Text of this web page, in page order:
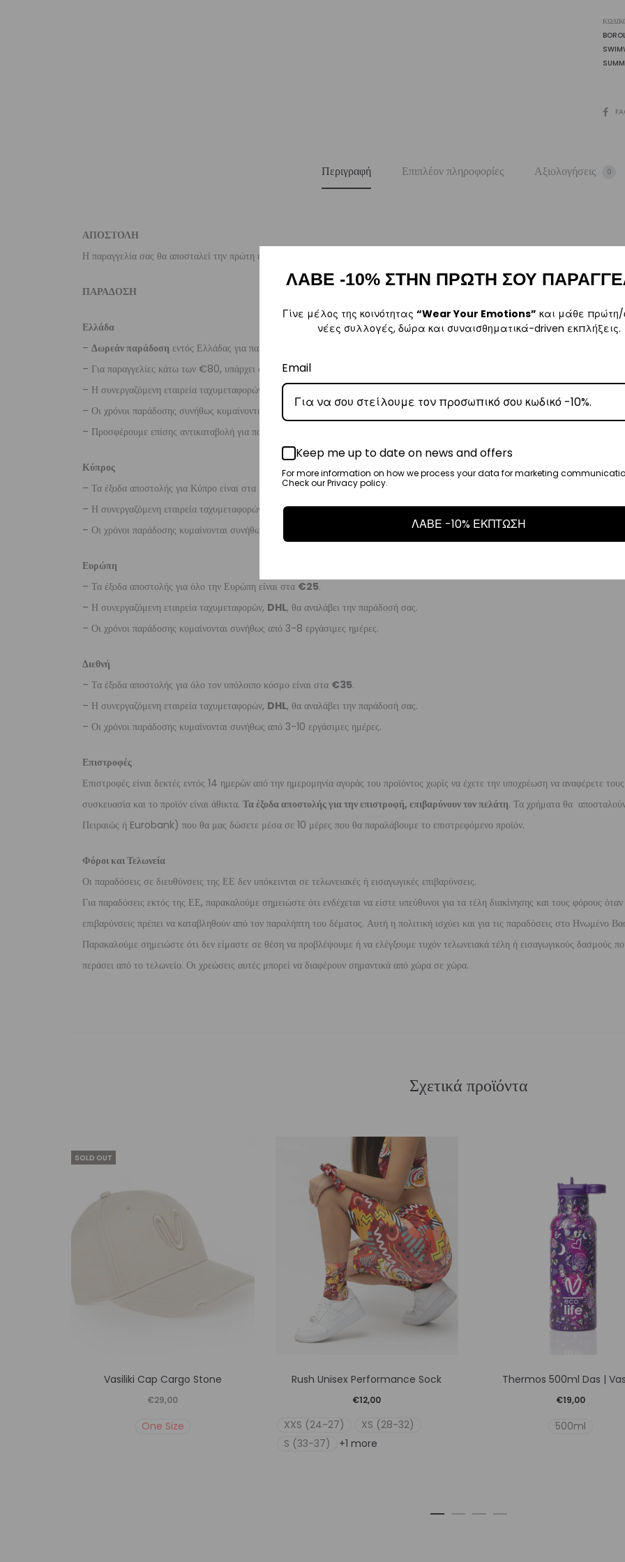
SHARE
Περιγραφή Επιπλέον πληροφορίες Αξιολογήσεις 0
ΑΠΟΣΤΟΛΗ
Η παραγγελία σας θα αποσταλεί την πρώτη εργάσιμη ημέρα μετά την αγορά σας. M: (+30)
ΠΑΡΑΔΟΣΗ
Ελλάδα
– Δωρεάν παράδοση εντός Ελλάδας για παραγγελίες
– Για παραγγελίες κάτω των €80, υπάρχει σταθερή χρέωση εξόδων αποστολής στα
– Η συνεργαζόμενη εταιρεία ταχυμεταφορών,
Courier Center
– Οι χρόνοι παράδοσης συνήθως κυμαίνονται από 1-3 εργάσιμες ημέρες.
– Προσφέρουμε επίσης αντικαταβολή για παραγγελίες σε όλη την Ελλάδα με extra χρέωση €2.
Κύπρος
– Τα έξοδα αποστολής για Κύπρο είναι στα
– Η συνεργαζόμενη εταιρεία ταχυμεταφορών,
Aramex, θα αναλάβει την παράδοσή σας.
– Οι χρόνοι παράδοσης κυμαίνονται συνήθως από 2-7 εργάσιμες ημέρες.
Ευρώπη
– Τα έξοδα αποστολής για όλο την Ευρώπη είναι στα €25.
– Η συνεργαζόμενη εταιρεία ταχυμεταφορών, DHL, θα αναλάβει την παράδοσή σας.
– Οι χρόνοι παράδοσης κυμαίνονται συνήθως από 3-8 εργάσιμες ημέρες.
Διεθνή
– Τα έξοδα αποστολής για όλο τον υπόλοιπο κόσμο είναι στα €35.
– Η συνεργαζόμενη εταιρεία ταχυμεταφορών, DHL, θα αναλάβει την παράδοσή σας.
– Οι χρόνοι παράδοσης κυμαίνονται συνήθως από 3-10 εργάσιμες ημέρες.
Επιστροφές
Επιστροφές είναι δεκτές εντός 14 ημερών από την ημερομηνία αγοράς του προϊόντος χωρίς να έχετε την υποχρέωση να αναφέρετε
συσκευασία και το προϊόν είναι άθικτα. Τα έξοδα αποστολής για την επιστροφή, επιβαρύνουν τον πελάτη. Τα χρήματα θα
Πειραιώς ή Eurobank) που θα μας δώσετε μέσα σε 10 μέρες που θα παραλάβουμε το επιστρεφόμενο προϊόν.
Φόροι και Τελωνεία
Οι παραδόσεις σε διευθύνσεις της ΕΕ δεν υπόκεινται σε τελωνειακές ή εισαγωγικές επιβαρύνσεις.
Για παραδόσεις εκτός της ΕΕ, παρακαλούμε σημειώστε ότι ενδέχεται να είστε υπεύθυνοι για τα τέλη διακίνησης και τους φόρους
επιβαρύνσεις πρέπει να καταβληθούν από τον παραλήπτη του δέματος. Αυτή η πολιτική ισχύει και για τις παραδόσεις στο Ηνωμένο
Παρακαλούμε σημειώστε ότι δεν είμαστε σε θέση να προβλέψουμε ή να ελέγξουμε τυχόν τελωνειακά τέλη ή εισαγωγικούς δασμούς
περάσει από το τελωνείο. Οι χρεώσεις αυτές μπορεί να διαφέρουν σημαντικά από χώρα σε χώρα.
Σχετικά προϊόντα
SOLD OUT
το
έχει
Vasiliki Cap Cargo Stone
€29,00
One Size
το
έχει
Rush Unisex Performance Sock
€12,00
XXS (24-27)
XS (28-32)
S (33-37)
+1 more
το
Thermos 500ml Das |
€19,00
500ml
ΛΑΒΕ -10% ΣΤΗΝ ΠΡΩΤΗ ΣΟΥ
Γίνε μέλος της κοινότητας “Wear Your Emotions” και μάθε πρώτη/
νέες συλλογές, δώρα και συναισθηματικά-driven εκπλήξεις.
Email
Keep me up to date on news and offers
For more information on how we process your data for marketing
Check our Privacy policy.
ΛΑΒΕ -10% ΕΚΠΤΩΣΗ